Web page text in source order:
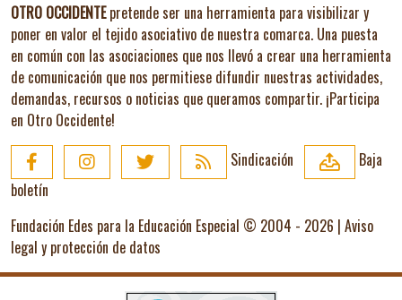
OTRO OCCIDENTEpretende ser una herramienta para visibilizar y
poner en valor el tejido asociativo de nuestra comarca. Una puesta
en común con las asociaciones que nos llevó a crear una herramienta
de comunicación que nos permitiese difundir nuestras actividades,
demandas, recursos o noticias que queramos compartir. ¡Participa
en Otro Occidente!
Sindicación
Baja
boletín
Fundación Edes para la Educación Especial © 2004 - 2026 | Aviso
legal y protección de datos